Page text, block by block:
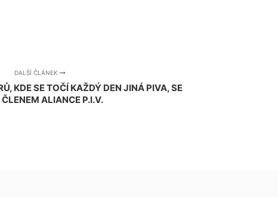
DALŠÍ ČLÁNEK
KDE SE TOČÍ KAŽDÝ DEN JINÁ PIVA, SE
ALIANCE P.I.V.